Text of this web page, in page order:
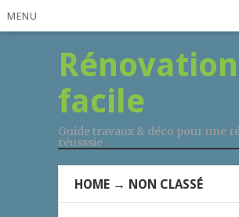
MENU
Rénovation
facile
Guide travaux & déco pour une
réusssie
HOME → NON CLASSÉ